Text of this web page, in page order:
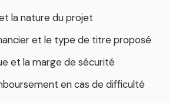
la nature du projet
et le type de titre proposé
et la marge de sécurité
en cas de difficulté